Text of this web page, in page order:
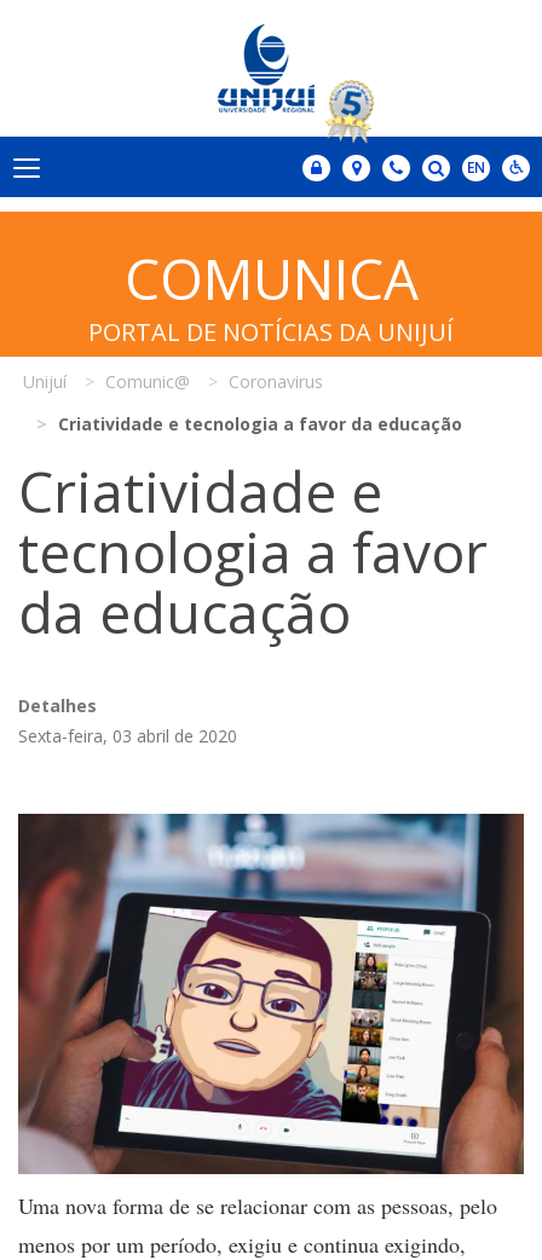
COMUNICA
PORTAL DE NOTÍCIAS DA UNIJUÍ
Unijuí Comunic@
Coronavirus
Criatividade e tecnologia a favor da educação
Criatividade e
tecnologia a favor
da educação
Detalhes
Sexta-feira, 03 abril de 2020
Uma nova forma de se relacionar com as pessoas, pelo
menos por um período, exigiu e continua exigindo,